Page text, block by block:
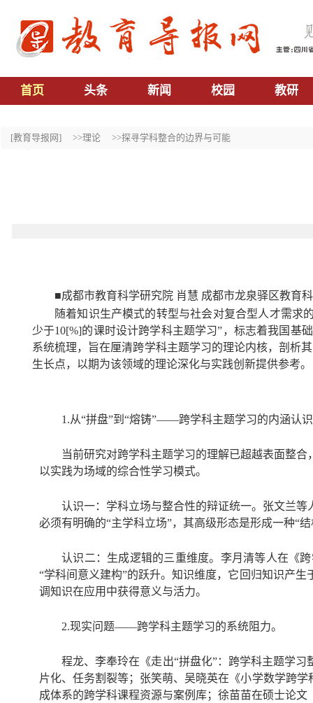
首页 头条 新闻 校园 教研
[教育导报网] >>理论 >>探寻学科整合的边界与可能
■成都市教育科学研究院 肖慧 成都市龙泉驿区教育
随着知识生产模式的转型与社会对复合型人才需求
少于10[%]的课时设计跨学科主题学习”，标志着我国基
系统梳理，旨在厘清跨学科主题学习的理论内核，剖析
生长点，以期为该领域的理论深化与实践创新提供参考。
1.从“拼盘”到“熔铸”——跨学科主题学习的内涵认
当前研究对跨学科主题学习的理解已超越表面整
以实践为场域的综合性学习模式。
认识一：学科立场与整合性的辩证统一。张文兰
必须有明确的“主学科立场”，其高级形态是形成一种“
认识二：生成逻辑的三重维度。李月清等人在《
“学科间意义建构”的跃升。知识维度，它回归知识产
调知识在应用中获得意义与活力。
2.现实问题——跨学科主题学习的系统阻力。
程龙、李奉玲在《走出“拼盘化”：跨学科主题学
片化、任务割裂等；张笑萌、吴晓英在《小学数学跨
成体系的跨学科课程资源与案例库；徐苗苗在硕士论